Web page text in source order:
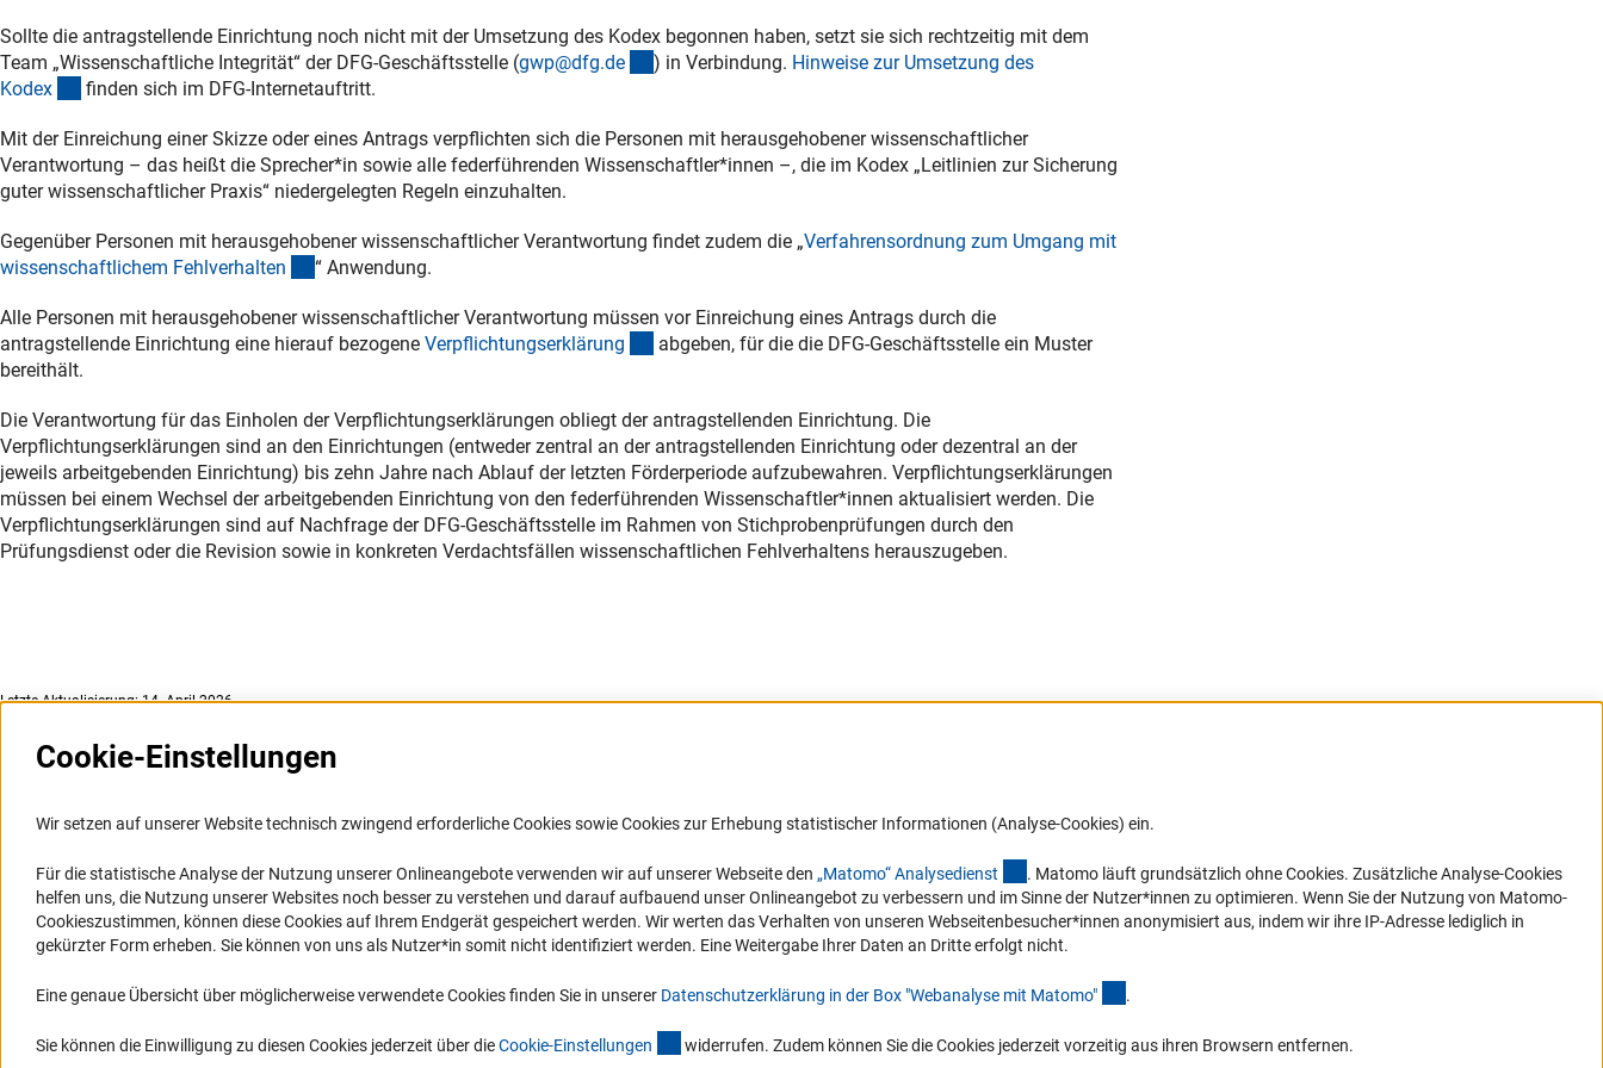
Sollte die antragstellende Einrichtung noch nicht mit der Umsetzung des Kodex begonnen haben, setzt sie sich rechtzeitig mit dem
Team „Wissenschaftliche Integrität“ der DFG-Geschäftsstelle (gwp@dfg.de (externer Link)
) in Verbindung. Hinweise zur Umsetzung des
Kodex (externer Link)
finden sich im DFG-Internetauftritt.
Mit der Einreichung einer Skizze oder eines Antrags verpflichten sich die Personen mit herausgehobener wissenschaftlicher
Verantwortung – das heißt die Sprecher*in sowie alle federführenden Wissenschaftler*innen –, die im Kodex „Leitlinien zur Sicherung
guter wissenschaftlicher Praxis“ niedergelegten Regeln einzuhalten.
Gegenüber Personen mit herausgehobener wissenschaftlicher Verantwortung findet zudem die „Verfahrensordnung zum Umgang mit
wissenschaftlichem Fehlverhalten (interner Link)
“ Anwendung.
Alle Personen mit herausgehobener wissenschaftlicher Verantwortung müssen vor Einreichung eines Antrags durch die
antragstellende Einrichtung eine hierauf bezogene Verpflichtungserklärung (interner Link)
abgeben, für die die DFG-Geschäftsstelle ein Muster
bereithält.
Die Verantwortung für das Einholen der Verpflichtungserklärungen obliegt der antragstellenden Einrichtung. Die
Verpflichtungserklärungen sind an den Einrichtungen (entweder zentral an der antragstellenden Einrichtung oder dezentral an der
jeweils arbeitgebenden Einrichtung) bis zehn Jahre nach Ablauf der letzten Förderperiode aufzubewahren. Verpflichtungserklärungen
müssen bei einem Wechsel der arbeitgebenden Einrichtung von den federführenden Wissenschaftler*innen aktualisiert werden. Die
Verpflichtungserklärungen sind auf Nachfrage der DFG-Geschäftsstelle im Rahmen von Stichprobenprüfungen durch den
Prüfungsdienst oder die Revision sowie in konkreten Verdachtsfällen wissenschaftlichen Fehlverhaltens herauszugeben.
Letzte Aktualisierung: 14. April 2026
Informationssysteme
Portal Wissenschaftliche Integrität
GEPRIS
GEPRIS historisch
RIsources
FAQ
Karriere
Logo und Corporate Design
Vergabeverfahren
mit Behinderungen
Erklärung zur Barrierefreiheit
Barriere melden
in Ihr Mailpostfach oder schauen Sie sich
die Ausgaben online an.
Zum Newsletter
Cookie-Einstellungen
Wir setzen auf unserer Website technisch zwingend erforderliche Cookies sowie Cookies zur Erhebung statistischer Informationen (Analyse-Cookies) ein.
Für die statistische Analyse der Nutzung unserer Onlineangebote verwenden wir auf unserer Webseite den „Matomo“ Analysedienst (externer Link)
. Matomo läuft grundsätzlich ohne Cookies. Zusätzliche Analyse-Cookies
helfen uns, die Nutzung unserer Websites noch besser zu verstehen und darauf aufbauend unser Onlineangebot zu verbessern und im Sinne der Nutzer*innen zu optimieren. Wenn Sie der Nutzung von Matomo-
Cookieszustimmen, können diese Cookies auf Ihrem Endgerät gespeichert werden. Wir werten das Verhalten von unseren Webseitenbesucher*innen anonymisiert aus, indem wir ihre IP-Adresse lediglich in
gekürzter Form erheben. Sie können von uns als Nutzer*in somit nicht identifiziert werden. Eine Weitergabe Ihrer Daten an Dritte erfolgt nicht.
Eine genaue Übersicht über möglicherweise verwendete Cookies finden Sie in unserer Datenschutzerklärung in der Box "Webanalyse mit Matomo" .
Sie können die Einwilligung zu diesen Cookies jederzeit über dieCookie-Einstellungen (interner Link)
widerrufen. Zudem können Sie die Cookies jederzeit vorzeitig aus ihren Browsern entfernen.